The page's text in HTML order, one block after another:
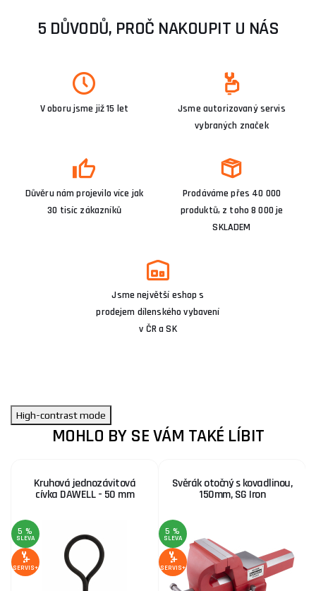
5 DŮVODŮ, PROČ NAKOUPIT U NÁS
V oboru jsme již 15 let
Jsme autorizovaný servis
vybraných značek
Důvěru nám projevilo více jak
30 tisíc zákazníků
Prodáváme přes 40 000
produktů, z toho 8 000 je
SKLADEM
Jsme největší eshop s
prodejem dílenského vybavení
v ČR a SK
High-contrast mode
MOHLO BY SE VÁM TAKÉ LÍBIT
Kruhová jednozávitová
cívka DAWELL - 50 mm
5 %
SLEVA
SERVIS+
Svěrák otočný s kovadlinou,
150mm, SG Iron
5 %
SLEVA
SERVIS+